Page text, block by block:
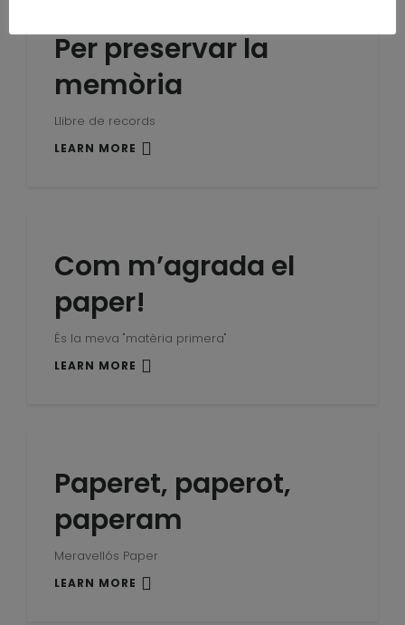
Per preservar la
memòria
Llibre de records
LEARN MORE
Com m’agrada el
paper!
És la meva "matèria primera"
LEARN MORE
Paperet, paperot,
paperam
Meravellós Paper
LEARN MORE